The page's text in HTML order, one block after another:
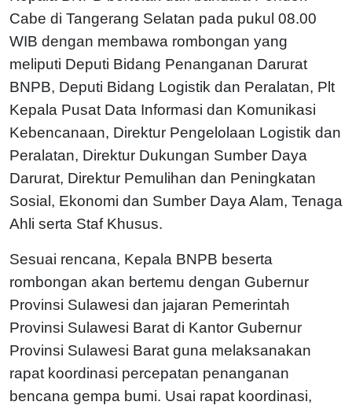
Cabe di Tangerang Selatan pada pukul 08.00
WIB dengan membawa rombongan yang
meliputi Deputi Bidang Penanganan Darurat
BNPB, Deputi Bidang Logistik dan Peralatan, Plt
Kepala Pusat Data Informasi dan Komunikasi
Kebencanaan, Direktur Pengelolaan Logistik dan
Peralatan, Direktur Dukungan Sumber Daya
Darurat, Direktur Pemulihan dan Peningkatan
Sosial, Ekonomi dan Sumber Daya Alam, Tenaga
Ahli serta Staf Khusus.
Sesuai rencana, Kepala BNPB beserta
rombongan akan bertemu dengan Gubernur
Provinsi Sulawesi dan jajaran Pemerintah
Provinsi Sulawesi Barat di Kantor Gubernur
Provinsi Sulawesi Barat guna melaksanakan
rapat koordinasi percepatan penanganan
bencana gempa bumi. Usai rapat koordinasi,